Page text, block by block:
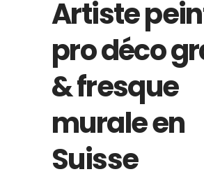
Artiste
pro déco
& fresque
murale en
Suisse